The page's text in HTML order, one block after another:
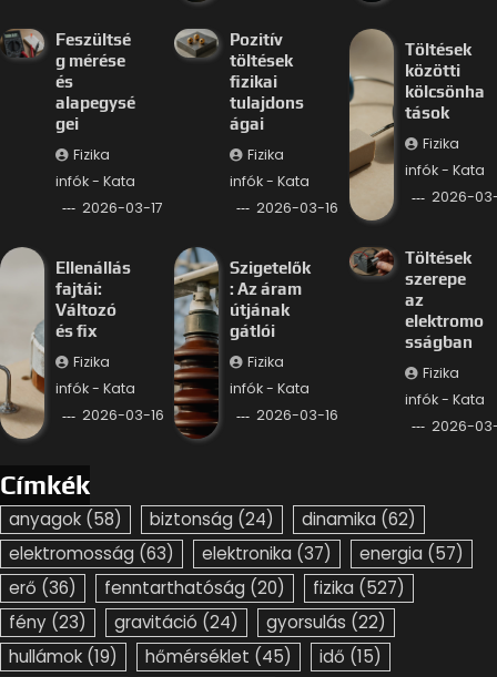
Feszültsé
g mérése
és
alapegysé
gei
Fizika
infók - Kata
2026-03-17
Pozitív
töltések
fizikai
tulajdons
ágai
Fizika
infók - Kata
2026-03-16
Töltések
közötti
kölcsönha
tások
Fizika
infók - Kata
2026-
Ellenállás
fajtái:
Változó
és fix
Fizika
infók - Kata
2026-03-16
Szigetelők
: Az áram
útjának
gátlói
Fizika
infók - Kata
2026-03-16
Töltések
szerepe
az
elektromo
sságban
Fizika
infók - Kata
2026-
Címkék
anyagok (58) biztonság (24) dinamika (62)
elektromosság (63) elektronika (37) energia (57)
erő (36) fenntarthatóság (20) fizika (527)
fény (23) gravitáció (24) gyorsulás (22)
hullámok (19) hőmérséklet (45) idő (15)